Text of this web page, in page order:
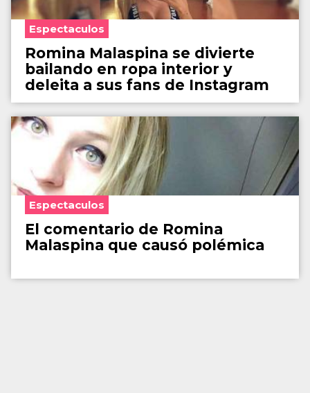
Espectaculos
Romina Malaspina se divierte
bailando en ropa interior y
deleita a sus fans de Instagram
Espectaculos
El comentario de Romina
Malaspina que causó polémica